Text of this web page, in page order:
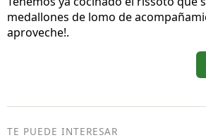
medallones de lomo de
aproveche!.
TE PUEDE INTERESAR